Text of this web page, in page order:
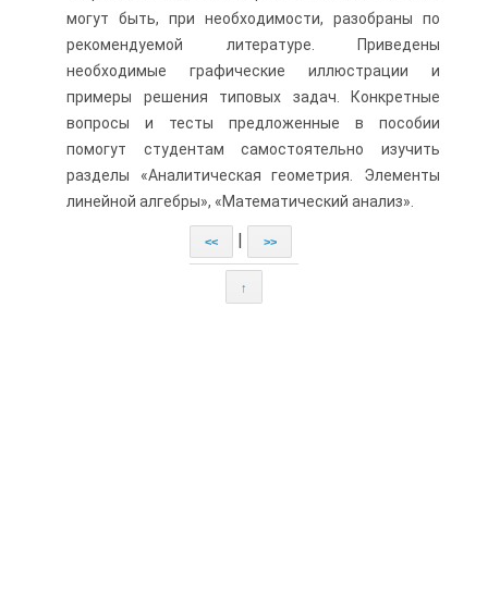
могут быть, при необходимости, разобраны по
рекомендуемой литературе. Приведены
необходимые графические иллюстрации и
примеры решения типовых задач. Конкретные
вопросы и тесты предложенные в пособии
помогут студентам самостоятельно изучить
разделы «Аналитическая геометрия. Элементы
линейной алгебры», «Математический анализ».
<< >>
↑